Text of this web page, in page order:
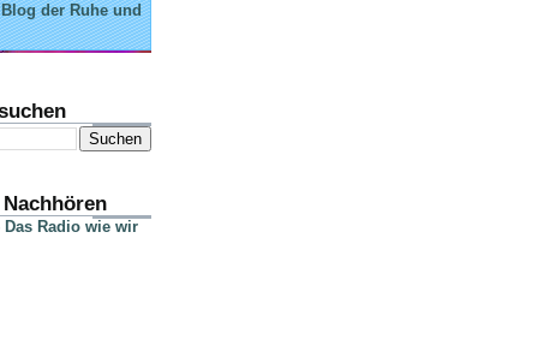
der Ruhe und
Das Radio wie wir